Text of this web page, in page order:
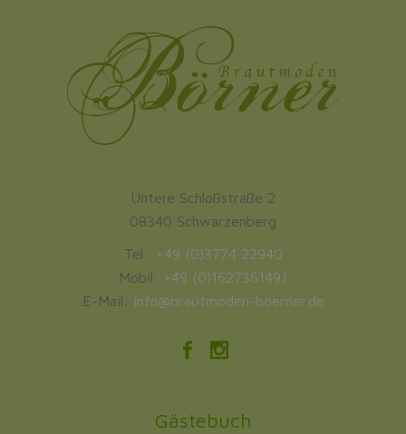
Untere Schloßstraße 2
08340 Schwarzenberg
Tel.: +49 (0)3774 22940
Mobil: +49 (0)1627361491
E-Mail: info@brautmoden-boerner.de
Gästebuch